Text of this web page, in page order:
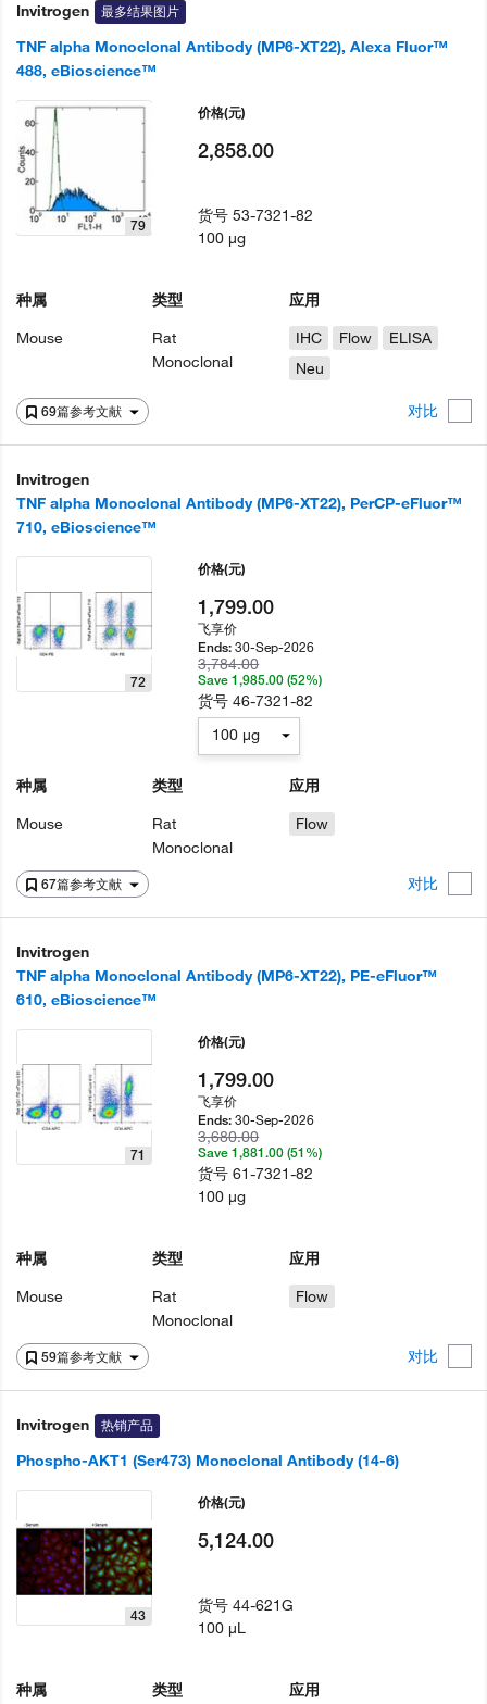
Invitrogen 最多结果图片
TNF alpha Monoclonal Antibody (MP6-XT22), Alexa Fluor™
488, eBioscience™
69篇参考文献 对比
79
种属
Mouse
类型
Rat
Monoclonal
应用
IHC
Flow
ELISA
Neu
价格(元)
2,858.00
货号53-7321-82
100 µg
Invitrogen
TNF alpha Monoclonal Antibody (MP6-XT22), PerCP-eFluor™
710, eBioscience™
67篇参考文献 对比
72
种属
Mouse
类型
Rat
Monoclonal
应用
Flow
价格(元)
1,799.00
飞享价
Ends:30-Sep-2026
3,784.00
Save 1,985.00 (52%)
货号46-7321-82
100 µg
Invitrogen
TNF alpha Monoclonal Antibody (MP6-XT22), PE-eFluor™
610, eBioscience™
59篇参考文献 对比
71
种属
Mouse
类型
Rat
Monoclonal
应用
Flow
价格(元)
1,799.00
飞享价
Ends:30-Sep-2026
3,680.00
Save 1,881.00 (51%)
货号61-7321-82
100 µg
Invitrogen 热销产品
Phospho-AKT1 (Ser473) Monoclonal Antibody (14-6)
43
种属
类型
应用
价格(元)
5,124.00
货号44-621G
100 µL